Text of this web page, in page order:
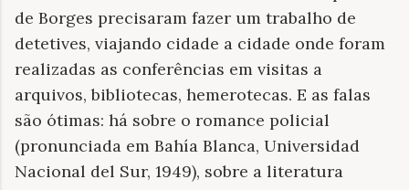
de Borges precisaram fazer um trabalho de
detetives, viajando cidade a cidade onde foram
realizadas as conferências em visitas a
arquivos, bibliotecas, hemerotecas. E as falas
são ótimas: há sobre o romance policial
(pronunciada em Bahía Blanca, Universidad
Nacional del Sur, 1949), sobre a literatura